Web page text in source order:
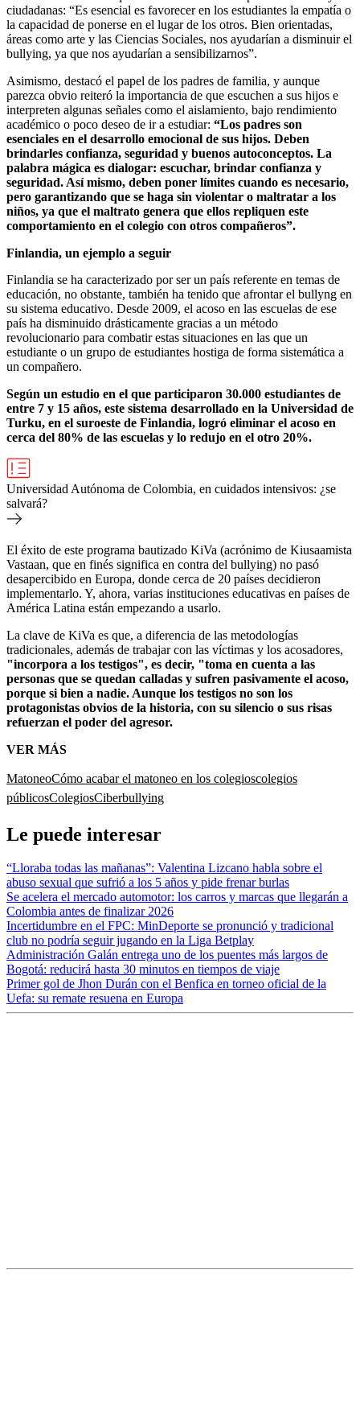
ciudadanas: “Es esencial es favorecer en los estudiantes la empatía o
la capacidad de ponerse en el lugar de los otros. Bien orientadas,
áreas como arte y las Ciencias Sociales, nos ayudarían a disminuir el
bullying, ya que nos ayudarían a sensibilizarnos”.
Asimismo, destacó el papel de los padres de familia, y aunque
parezca obvio reiteró la importancia de que escuchen a sus hijos e
interpreten algunas señales como el aislamiento, bajo rendimiento
académico o poco deseo de ir a estudiar: “Los padres son
esenciales en el desarrollo emocional de sus hijos. Deben
brindarles confianza, seguridad y buenos autoconceptos. La
palabra mágica es dialogar: escuchar, brindar confianza y
seguridad. Así mismo, deben poner límites cuando es necesario,
pero garantizando que se haga sin violentar o maltratar a los
niños, ya que el maltrato genera que ellos repliquen este
comportamiento en el colegio con otros compañeros”.
Finlandia, un ejemplo a seguir
Finlandia se ha caracterizado por ser un país referente en temas de
educación, no obstante, también ha tenido que afrontar el bullyng en
su sistema educativo. Desde 2009, el acoso en las escuelas de ese
país ha disminuido drásticamente gracias a un método
revolucionario para combatir estas situaciones en las que un
estudiante o un grupo de estudiantes hostiga de forma sistemática a
un compañero.
Según un estudio en el que participaron 30.000 estudiantes de
entre 7 y 15 años, este sistema desarrollado en la Universidad de
Turku, en el suroeste de Finlandia, logró eliminar el acoso en
cerca del 80% de las escuelas y lo redujo en el otro 20%.
Universidad Autónoma de Colombia, en cuidados intensivos: ¿se
salvará?
El éxito de este programa bautizado KiVa (acrónimo de Kiusaamista
Vastaan, que en finés significa en contra del bullying) no pasó
desapercibido en Europa, donde cerca de 20 países decidieron
implementarlo. Y, ahora, varias instituciones educativas en países de
América Latina están empezando a usarlo.
La clave de KiVa es que, a diferencia de las metodologías
tradicionales, además de trabajar con las víctimas y los acosadores,
"incorpora a los testigos", es decir, "toma en cuenta a las
personas que se quedan calladas y sufren pasivamente el acoso,
porque si bien a nadie. Aunque los testigos no son los
protagonistas obvios de la historia, con su silencio o sus risas
refuerzan el poder del agresor.
VER MÁS
MatoneoCómo acabar el matoneo en los colegioscolegios
públicosColegiosCiberbullying
Le puede interesar
“Lloraba todas las mañanas”: Valentina Lizcano habla sobre el
abuso sexual que sufrió a los 5 años y pide frenar burlas
Se acelera el mercado automotor: los carros y marcas que llegarán a
Colombia antes de finalizar 2026
Incertidumbre en el FPC: MinDeporte se pronunció y tradicional
club no podría seguir jugando en la Liga Betplay
Administración Galán entrega uno de los puentes más largos de
Bogotá: reducirá hasta 30 minutos en tiempos de viaje
Primer gol de Jhon Durán con el Benfica en torneo oficial de la
Uefa: su remate resuena en Europa